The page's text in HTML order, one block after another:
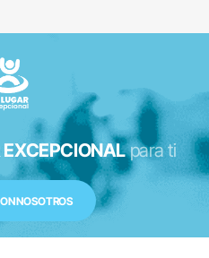
para ti
NOSOTROS